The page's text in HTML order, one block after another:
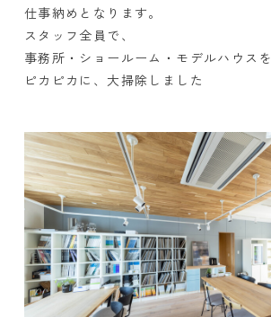
仕事納めとなります。
スタッフ全員で、
事務所・ショールーム・モデルハウスを
ピカピカに、大掃除しました